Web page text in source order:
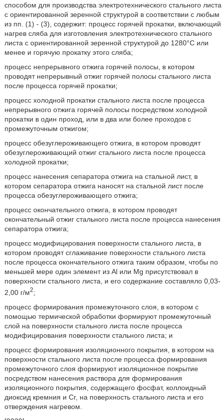
способом для производства электротехнического стального листа
с ориентированной зеренной структурой в соответствии с любым
из пп. (1) - (3), содержит: процесс горячей прокатки, включающий
нагрев сляба для изготовления электротехнического стального
листа с ориентированной зеренной структурой до 1280°C или
менее и горячую прокатку этого сляба;
процесс непрерывного отжига горячей полосы, в котором
проводят непрерывный отжиг горячей полосы стального листа
после процесса горячей прокатки;
процесс холодной прокатки стального листа после процесса
непрерывного отжига горячей полосы посредством холодной
прокатки в один проход, или в два или более проходов с
промежуточным отжигом;
процесс обезуглероживающего отжига, в котором проводят
обезуглероживающий отжиг стального листа после процесса
холодной прокатки;
процесс нанесения сепаратора отжига на стальной лист, в
котором сепаратора отжига наносят на стальной лист после
процесса обезуглероживающего отжига;
процесс окончательного отжига, в котором проводят
окончательный отжиг стального листа после процесса нанесения
сепаратора отжига;
процесс модифицирования поверхности стального листа, в
котором проводят сглаживание поверхности стального листа
после процесса окончательного отжига таким образом, чтобы по
меньшей мере один элемент из Al или Mg присутствовал в
поверхности стального листа, и его содержание составляло 0,03-
2,00 г/м2;
процесс формирования промежуточного слоя, в котором с
помощью термической обработки формируют промежуточный
слой на поверхности стального листа после процесса
модифицирования поверхности стального листа; и
процесс формирования изоляционного покрытия, в котором на
поверхности стального листа после процесса формирования
промежуточного слоя формируют изоляционное покрытие
посредством нанесения раствора для формирования
изоляционного покрытия, содержащего фосфат, коллоидный
диоксид кремния и Cr, на поверхность стального листа и его
отверждения нагревом.